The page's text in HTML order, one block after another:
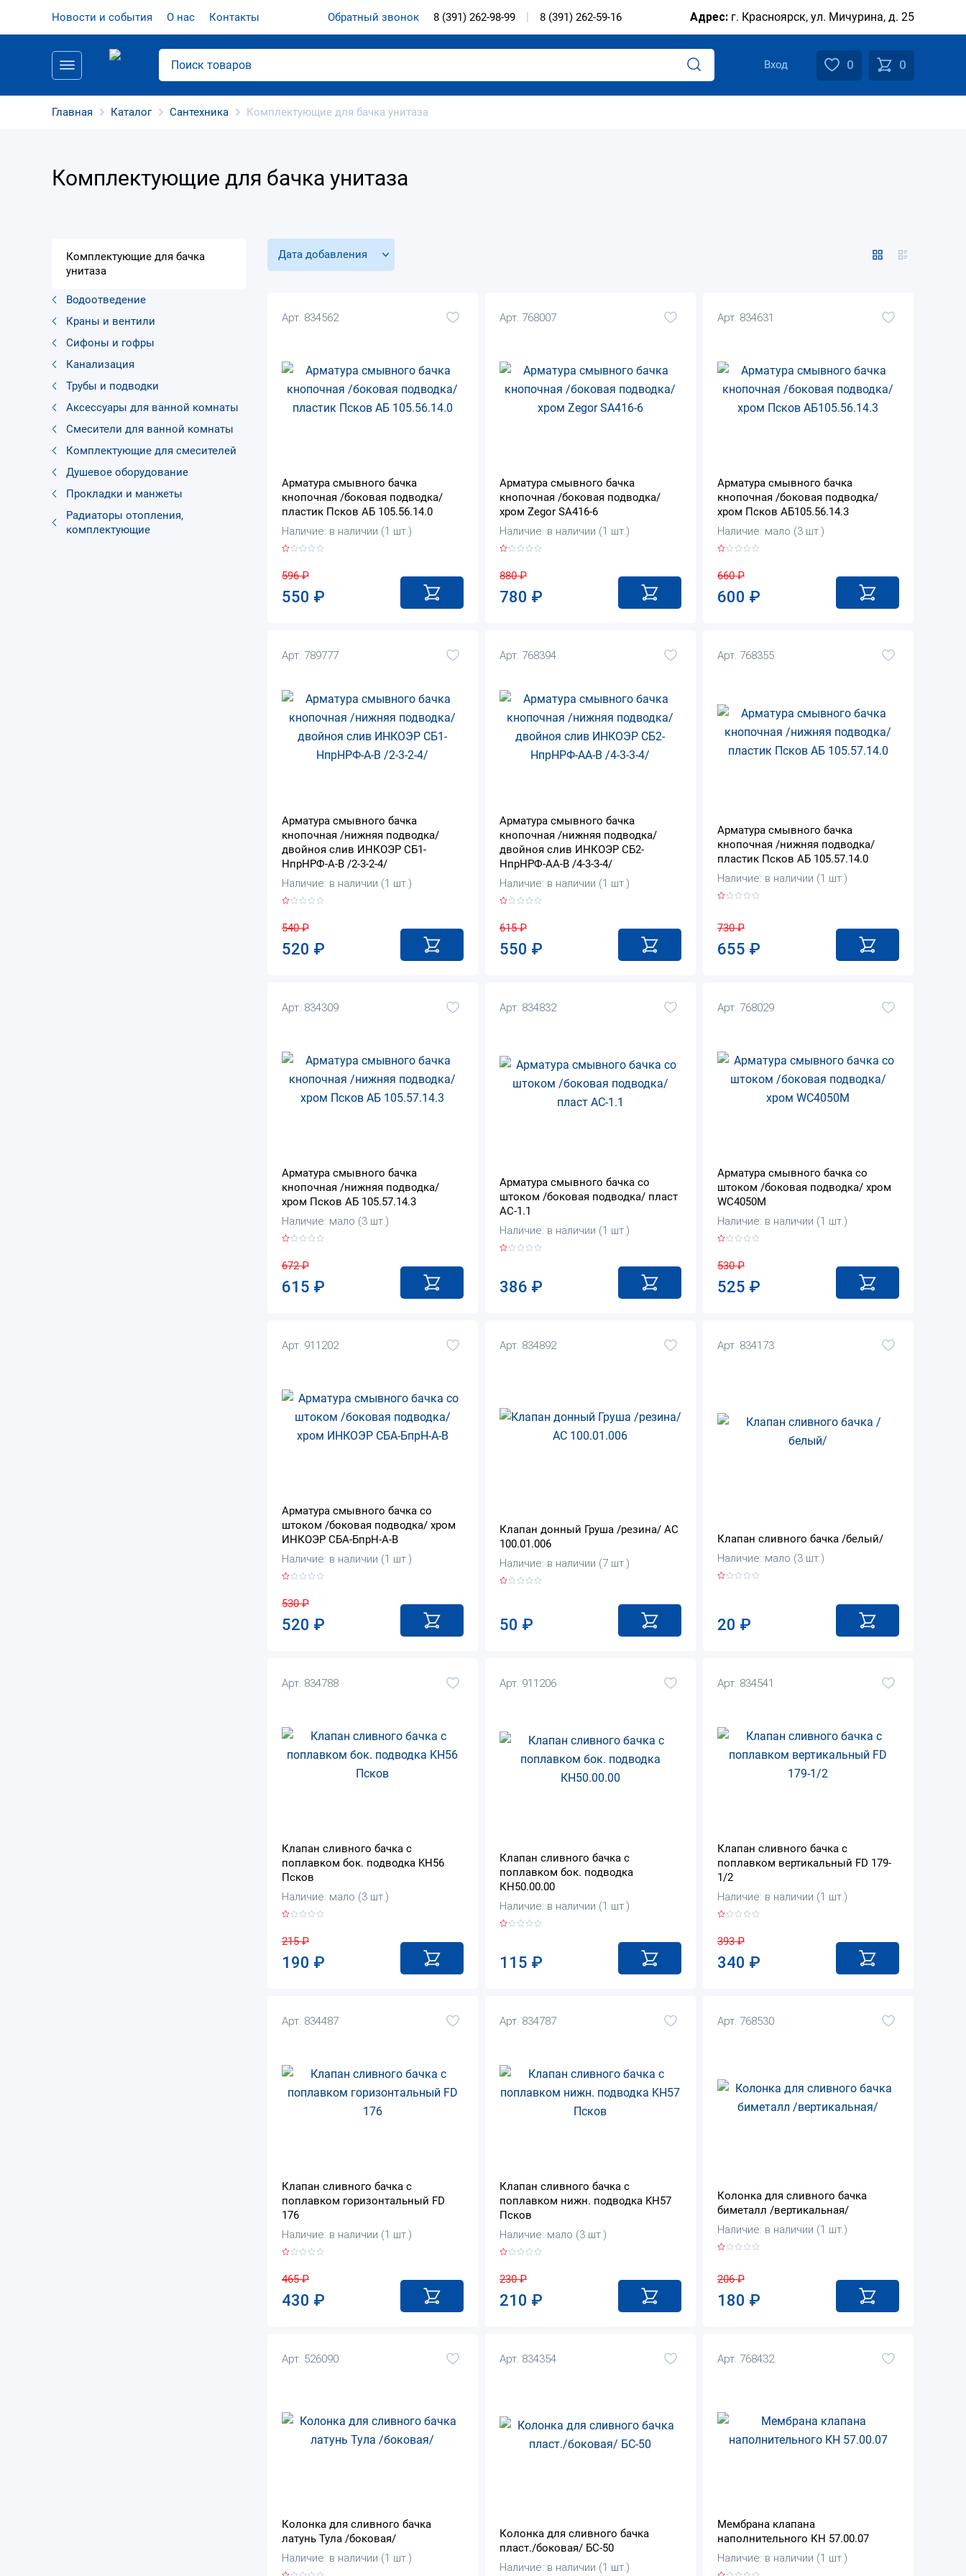
Новости и события О нас Контакты Обратный звонок 8 (391) 262-98-99 8 (391) 262-59-16 Адрес: г. Красноярск, ул. Мичурина, д. 25
Вход 0 0
Главная Каталог Сантехника Комплектующие для бачка унитаза
Комплектующие для бачка унитаза
Комплектующие для бачка
унитаза
Водоотведение
Краны и вентили
Сифоны и гофры
Канализация
Трубы и подводки
Аксессуары для ванной комнаты
Смесители для ванной комнаты
Комплектующие для смесителей
Душевое оборудование
Прокладки и манжеты
Радиаторы отопления,
комплектующие
Дата добавления
Арт. 834562
Арматура смывного бачка
кнопочная /боковая подводка/
пластик Псков АБ 105.56.14.0
Наличие: в наличии (1 шт.)
596₽
550 ₽
Арт. 768007
Арматура смывного бачка
кнопочная /боковая подводка/
хром Zegor SA416-6
Наличие: в наличии (1 шт.)
880₽
780 ₽
Арт. 834631
Арматура смывного бачка
кнопочная /боковая подводка/
хром Псков АБ105.56.14.3
Наличие: мало (3 шт.)
660₽
600 ₽
Арт. 789777
Арматура смывного бачка
кнопочная /нижняя подводка/
двойноя слив ИНКОЭР СБ1-
НпрНРФ-А-В /2-3-2-4/
Наличие: в наличии (1 шт.)
540₽
520 ₽
Арт. 768394
Арматура смывного бачка
кнопочная /нижняя подводка/
двойноя слив ИНКОЭР СБ2-
НпрНРФ-АА-В /4-3-3-4/
Наличие: в наличии (1 шт.)
615₽
550 ₽
Арт. 768355
Арматура смывного бачка
кнопочная /нижняя подводка/
пластик Псков АБ 105.57.14.0
Наличие: в наличии (1 шт.)
730₽
655 ₽
Арт. 834309
Арматура смывного бачка
кнопочная /нижняя подводка/
хром Псков АБ 105.57.14.3
Наличие: мало (3 шт.)
672₽
615 ₽
Арт. 834832
Арматура смывного бачка со
штоком /боковая подводка/ пласт
АС-1.1
Наличие: в наличии (1 шт.)
386 ₽
Арт. 768029
Арматура смывного бачка со
штоком /боковая подводка/ хром
WC4050M
Наличие: в наличии (1 шт.)
530₽
525 ₽
Арт. 911202
Арматура смывного бачка со
штоком /боковая подводка/ хром
ИНКОЭР СБА-БпрН-А-В
Наличие: в наличии (1 шт.)
530₽
520 ₽
Арт. 834892
Клапан донный Груша /резина/ АС
100.01.006
Наличие: в наличии (7 шт.)
50 ₽
Арт. 834173
Клапан сливного бачка /белый/
Наличие: мало (3 шт.)
20 ₽
Арт. 834788
Клапан сливного бачка с
поплавком бок. подводка KH56
Псков
Наличие: мало (3 шт.)
215₽
190 ₽
Арт. 911206
Клапан сливного бачка с
поплавком бок. подводка
КН50.00.00
Наличие: в наличии (1 шт.)
115 ₽
Арт. 834541
Клапан сливного бачка с
поплавком вертикальный FD 179-
1/2
Наличие: в наличии (1 шт.)
393₽
340 ₽
Арт. 834487
Клапан сливного бачка с
поплавком горизонтальный FD
176
Наличие: в наличии (1 шт.)
465₽
430 ₽
Арт. 834787
Клапан сливного бачка с
поплавком нижн. подводка KH57
Псков
Наличие: мало (3 шт.)
230₽
210 ₽
Арт. 768530
Колонка для сливного бачка
биметалл /вертикальная/
Наличие: в наличии (1 шт.)
206₽
180 ₽
Арт. 526090
Колонка для сливного бачка
латунь Тула /боковая/
Наличие: в наличии (1 шт.)
Арт. 834354
Колонка для сливного бачка
пласт./боковая/ БС-50
Наличие: в наличии (1 шт.)
Арт. 768432
Мембрана клапана
наполнительного КН 57.00.07
Наличие: в наличии (1 шт.)